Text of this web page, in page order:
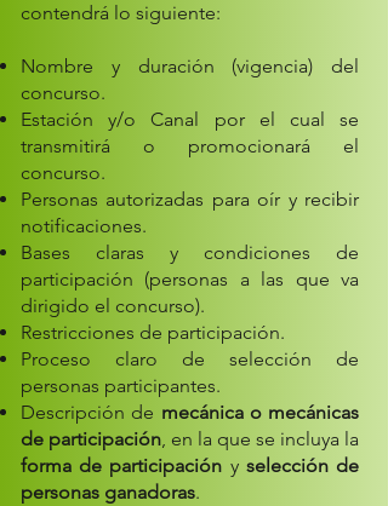
contendrá lo siguiente:
Nombre y duración (vigencia) del
concurso.
Estación y/o Canal por el cual se
transmitirá o promocionará el
concurso.
Personas autorizadas para oír y recibir
notificaciones.
Bases claras y condiciones de
participación (personas a las que va
dirigido el concurso).
Restricciones de participación.
Proceso claro de selección de
personas participantes.
Descripción de mecánica o mecánicas
de participación, en la que se incluya la
forma de participación y selección de
personas ganadoras.